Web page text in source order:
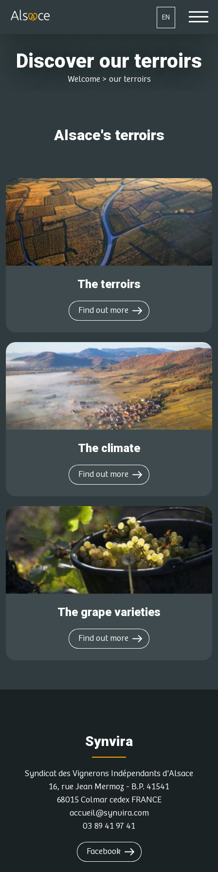
EN
Discover our terroirs
Welcome > our terroirs
Alsace's terroirs
The terroirs
Find out more
The climate
Find out more
The grape varieties
Find out more
Synvira
Syndicat des Vignerons Indépendants d'Alsace
16, rue Jean Mermoz - B.P. 41541
68015 Colmar cedex FRANCE
accueil@synvira.com
03 89 41 97 41
Facebook